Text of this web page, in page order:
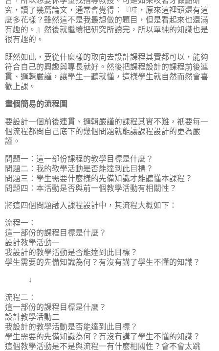
究，讀了幾篇論文，通常會覺得：『哇，原來這裡頭還有這
麼多花樣？雖然這不是我最想做的題目，但是看起來也還滿
有趣的。』然後就繼續把研究所讀完，所以單純的知識也是
很有趣的。
既然如此，要從什麼樣的取向去設計課程其實都可以，能夠
符合自己的興趣與專長就好。然後把課程設計的課程前後連
貫、邏輯嚴謹，讓學生一聽就懂，這樣學生就自然而然會喜
歡上課。
畫個簡易的流程圖
要設計一個前後連貫、邏輯嚴謹的課程其實不難，祇要每一
個流程都問自己底下的幾個問題就能讓課程設計的更為嚴
謹。
問題一：這一部份課程的教學目標是什麼？
問題二：我的教學活動是否能達到此目標？
問題三：學生需要什麼樣的先備知識才能聽懂本課程？
問題四：本活動是否與前一個教學活動有相關性？
將這四個問題融入課程設計中，其流程大概如下：
流程一：
這一部份的課程目標是什麼？
設計教學活動一
我設計的教學活動是否能達到此目標？
學生需要的先備知識為何？有沒有講了學生不懂的知識？
↓
流程二：
這一部份的課程目標是什麼？
設計教學活動二
我設計的教學活動是否能達到此目標？
學生需要的先備知識為何？有沒有講了學生不懂的知識？
這個教學活動是不是與流程一有什麼相關性？會不會太跳